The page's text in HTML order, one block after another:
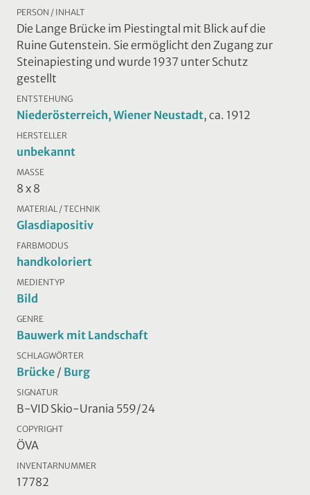
PERSON / INHALT
Die Lange Brücke im Piestingtal mit Blick auf die
Ruine Gutenstein. Sie ermöglicht den Zugang zur
Steinapiesting und wurde 1937 unter Schutz
gestellt
ENTSTEHUNG
Niederösterreich, Wiener Neustadt, ca. 1912
HERSTELLER
unbekannt
MASSE
8 x 8
MATERIAL / TECHNIK
Glasdiapositiv
FARBMODUS
handkoloriert
MEDIENTYP
Bild
GENRE
Bauwerk mit Landschaft
SCHLAGWÖRTER
Brücke / Burg
SIGNATUR
B-VID Skio-Urania 559/24
COPYRIGHT
ÖVA
INVENTARNUMMER
17782